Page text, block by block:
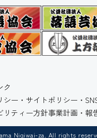
ク
シー・サイトポリシー・
リティー方針事業計画・報
Nigiwai-za. All rights